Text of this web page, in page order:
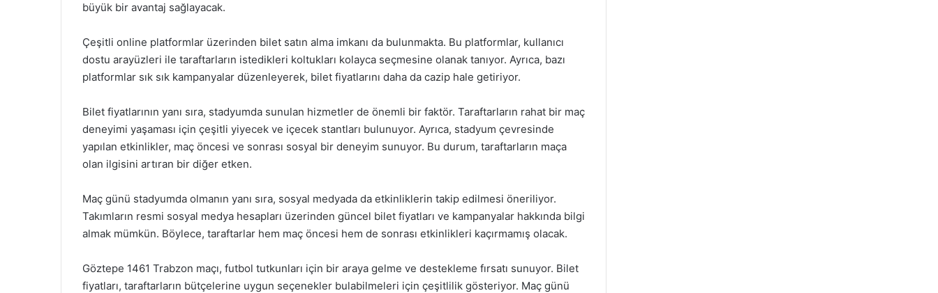
büyük bir avantaj sağlayacak.
Çeşitli online platformlar üzerinden bilet satın alma imkanı da bulunmakta. Bu platformlar, kullanıcı
dostu arayüzleri ile taraftarların istedikleri koltukları kolayca seçmesine olanak tanıyor. Ayrıca, bazı
platformlar sık sık kampanyalar düzenleyerek, bilet fiyatlarını daha da cazip hale getiriyor.
Bilet fiyatlarının yanı sıra, stadyumda sunulan hizmetler de önemli bir faktör. Taraftarların rahat bir maç
deneyimi yaşaması için çeşitli yiyecek ve içecek stantları bulunuyor. Ayrıca, stadyum çevresinde
yapılan etkinlikler, maç öncesi ve sonrası sosyal bir deneyim sunuyor. Bu durum, taraftarların maça
olan ilgisini artıran bir diğer etken.
Maç günü stadyumda olmanın yanı sıra, sosyal medyada da etkinliklerin takip edilmesi öneriliyor.
Takımların resmi sosyal medya hesapları üzerinden güncel bilet fiyatları ve kampanyalar hakkında bilgi
almak mümkün. Böylece, taraftarlar hem maç öncesi hem de sonrası etkinlikleri kaçırmamış olacak.
Göztepe 1461 Trabzon maçı, futbol tutkunları için bir araya gelme ve destekleme fırsatı sunuyor. Bilet
fiyatları, taraftarların bütçelerine uygun seçenekler bulabilmeleri için çeşitlilik gösteriyor. Maç günü